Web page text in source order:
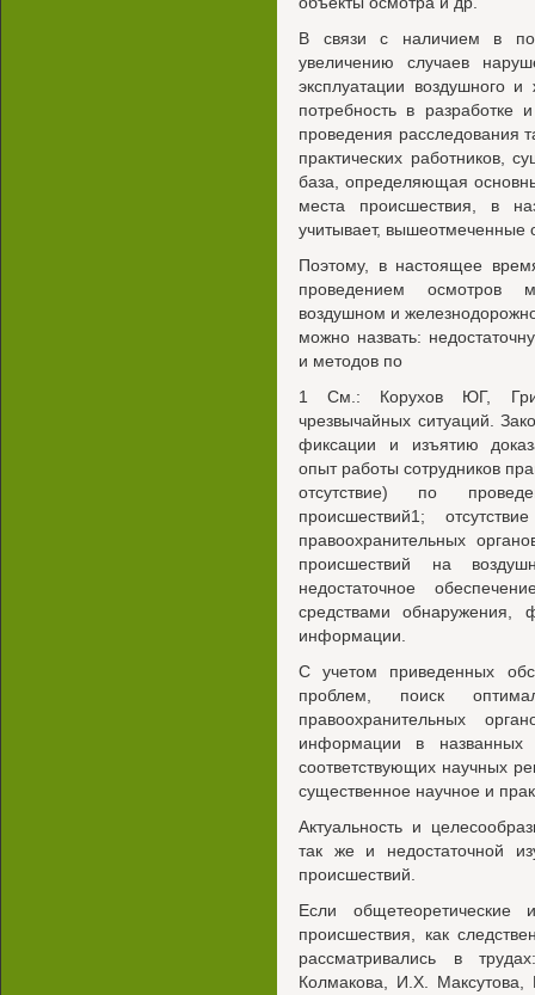
В связи с наличием в
увеличению случаев
эксплуатации воздушного и
потребность в
проведения расследования
практических работников,
база, определяющая
места происшествия, в
учитывает, вышеотмеченные
Поэтому, в настоящее
проведением осмотров
воздушном и
можно назвать:
и методов по
1 См.: Корухов ЮГ,
чрезвычайных ситуаций.
фиксации и изъятию
опыт работы сотрудников
отсутствие) по
происшествий1;
правоохранительных
происшествий на
недостаточное
средствами обнаружения,
информации.
С учетом приведенных
проблем, поиск
правоохранительных
информации в названных
соответствующих научных
существенное научное и
Актуальность и
так же и недостаточной
происшествий.
Если
происшествия, как
рассматривались в
Колмакова, И.Х.